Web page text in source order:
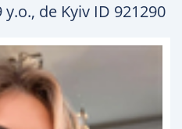
y.o., de Kyiv ID 921290